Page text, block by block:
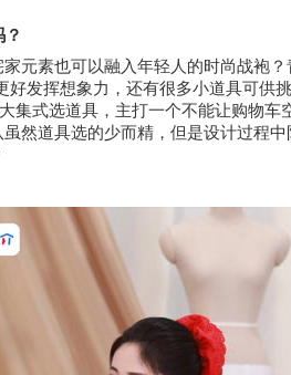
家元素也可以融入年轻人的时尚战袍
好发挥想象力，还有很多小道具可供
集式选道具，主打一个不能让购物
然道具选的少而精，但是设计过程